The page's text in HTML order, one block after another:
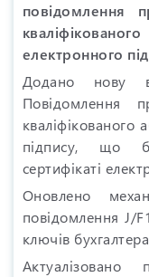
повідомлення
електронного
Додано нову
Повідомлення
кваліфікованого
підпису, що
сертифікаті
Оновлено
повідомлення J/
ключів